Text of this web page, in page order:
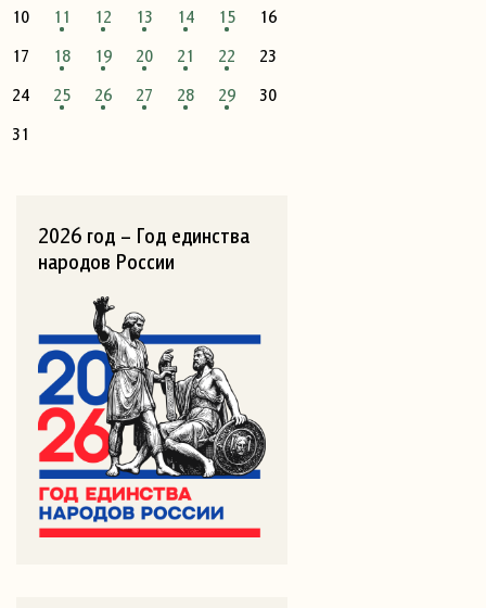
10
11 12 13 14 15
16
17
18 19 20 21 22
23
24
25 26 27 28 29
30
31
2026 год – Год единства
народов России